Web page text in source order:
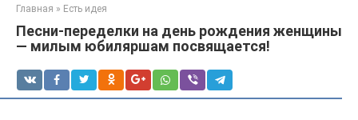
Главная » Есть идея
Песни-переделки на день рождения женщины
— милым юбиляршам посвящается!